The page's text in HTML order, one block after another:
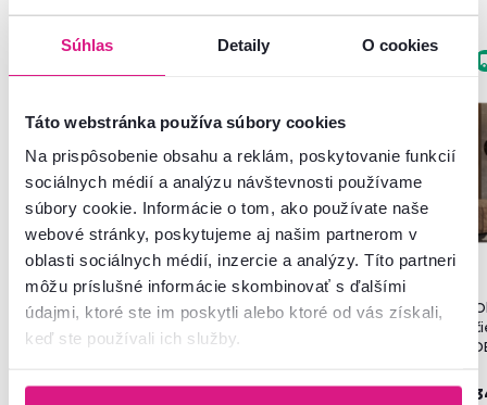
Súhlas Detaily O cookies
Táto webstránka používa súbory cookies
Na prispôsobenie obsahu a reklám, poskytovanie funkcií
sociálnych médií a analýzu návštevnosti používame
súbory cookie. Informácie o tom, ako používate naše
webové stránky, poskytujeme aj našim partnerom v
oblasti sociálnych médií, inzercie a analýzy. Títo partneri
môžu príslušné informácie skombinovať s ďalšími
údajmi, ktoré ste im poskytli alebo ktoré od vás získali,
keď ste používali ich služby.
4,9 4
Obývacia stena, dub riviera/
čierna, GELUZA
229 €
Obývacia stena, sivá/dub san
379 € -18%